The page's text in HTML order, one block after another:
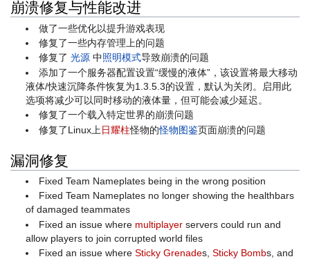
崩溃修复与性能改进
做了一些优化以提升游戏表现
修复了一些内存管理上的问题
修复了光源 中照明模式导致崩溃的问题
添加了一个服务器配置设置“缓慢的液体”，该设置将最大移动
液体/快速沉降条件恢复为1.3.5.3的设置，默认为关闭。启用此
选项将减少可以同时移动的液体量，但可能会减少延迟。
修复了一个载入特定世界的崩溃问题
修复了Linux上 日耀柱怪物的怪物图鉴页面崩溃的问题
漏洞修复
Fixed Team Nameplates being in the wrong position
Fixed Team Nameplates no longer showing the healthbars
of damaged teammates
Fixed an issue where multiplayer servers could run and
allow players to join corrupted world files
Fixed an issue whereSticky Grenades,Sticky Bombs, and